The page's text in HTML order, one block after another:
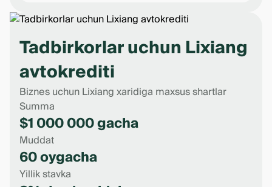
Tadbirkorlar uchun Lixiang
avtokrediti
Biznes uchun Lixiang xaridiga maxsus shartlar
Summa
$1 000 000 gacha
Muddat
60 oygacha
Yillik stavka